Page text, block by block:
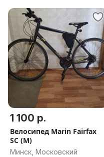
1 100 р.
Велосипед Marin Fairfax
SC (M)
Минск, Московский